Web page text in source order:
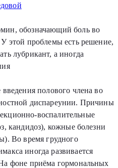
обозначающий боль во
этой проблемы есть решение,
лубрикант, а иногда
полового члена во
диспареунии. Причины
воспалительные
кандидоз), кожные болезни
Во время грудного
иногда развивается
фоне приёма гормональных